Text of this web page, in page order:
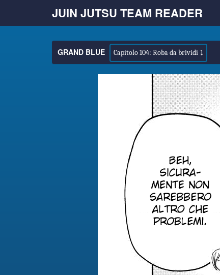
JUIN JUTSU TEAM READER
GRAND BLUE Capitolo 104: Roba da brividi ⤵